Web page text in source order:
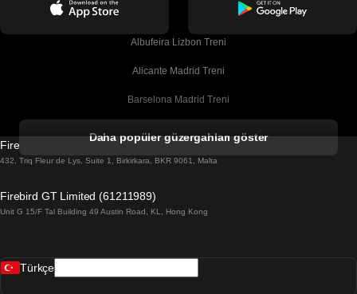
Albufeira Lizbon Treni
Alicante Madrid Treni
Barselona Madrid Treni
Barselona Sevilla Treni
Belfast Dublin Treni
Daha popüler güzergahları göster
Firebird GT Limited (OC 1451)
432, Triq Fleur de Lys, Suite 1, Birkirkara, BKR 9061, Malta
Firebird GT Limited (61211989)
Unit G 15/F Tal Building 49 Austin Road, KL, Hong Kong
Türkçe